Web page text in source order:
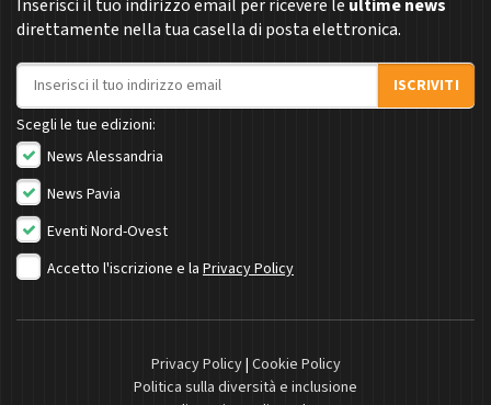
Inserisci il tuo indirizzo email per ricevere le ultime news
direttamente nella tua casella di posta elettronica.
Indirizzo email
ISCRIVITI
Scegli le tue edizioni:
News Alessandria
News Pavia
Eventi Nord-Ovest
Accetto l'iscrizione e la Privacy Policy
Privacy Policy| Cookie Policy
Politica sulla diversità e inclusione